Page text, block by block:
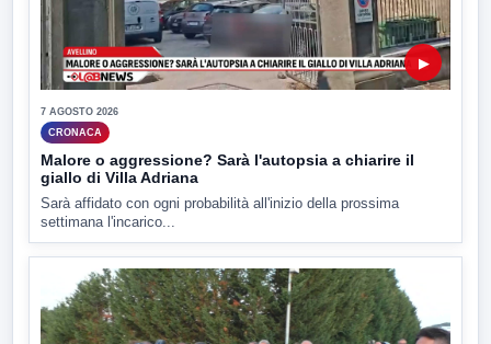
▶
7 AGOSTO 2026
CRONACA
Malore o aggressione? Sarà l'autopsia a chiarire il
giallo di Villa Adriana
Sarà affidato con ogni probabilità all'inizio della prossima
settimana l'incarico...